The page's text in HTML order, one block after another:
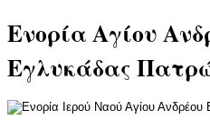
Ενορία Αγίου
Εγλυκάδας